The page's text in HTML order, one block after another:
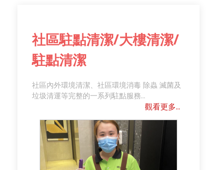
社區駐點清潔/大樓清潔/
駐點清潔
社區內外環境清潔、社區環境消毒 除蟲 滅菌及
垃圾清運等完整的一系列駐點服務...
觀看更多...